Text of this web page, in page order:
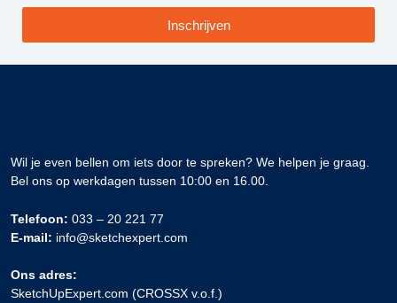
Inschrijven
Wil je even bellen om iets door te spreken? We helpen je graag.
Bel ons op werkdagen tussen 10:00 en 16.00.
Telefoon: 033 – 20 221 77
E-mail: info@sketchexpert.com
Ons adres:
SketchUpExpert.com (CROSSX v.o.f.)